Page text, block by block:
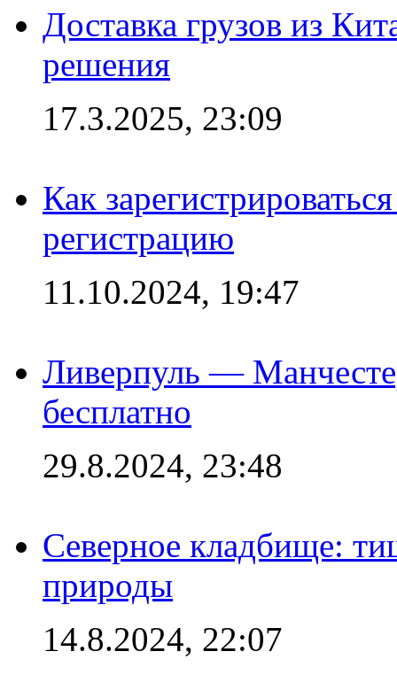
Доставка грузов из
решения
17.3.2025, 23:09
Как
регистрацию
11.10.2024, 19:47
Ливерпуль —
бесплатно
29.8.2024, 23:48
Северное кладбище:
природы
14.8.2024, 22:07